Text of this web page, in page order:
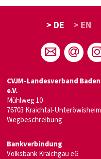
> DE > EN
CVJM-Landesverband Baden
e.V.
Mühlweg 10
76703 Kraichtal-Unteröwisheim
Wegbeschreibung
Bankverbindung
Volksbank Kraichgau eG